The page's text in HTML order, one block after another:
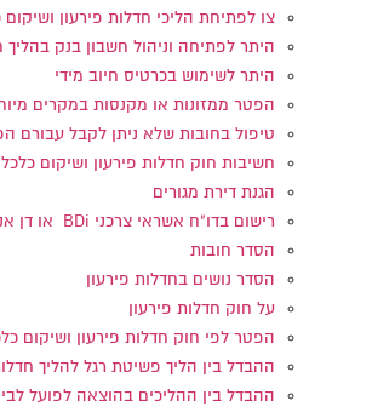
צו לפתיחת הליכי חדלות פירעון ושיקום
היתר לפתיחה וניהול חשבון בנק בהליך
היתר לשימוש בכרטיס חיוב מידי
הפטר ממזונות או מקנסות במקרים
טיפול בחובות שלא ניתן לקבל עבורם
חשיבות חוק חדלות פירעון ושיקום
הגנת דירת מגורים
רישום בדו"ח אשראי צרכני BDi או דן אנד ברדסטריט
הסדר חובות
הסדר נושים בחדלות פירעון
על חוק חדלות פירעון
הפטר לפי חוק חדלות פירעון ושיקום
ההבדל בין הליך פשיטת רגל להליך
ההבדל בין ההליכים בהוצאה לפועל